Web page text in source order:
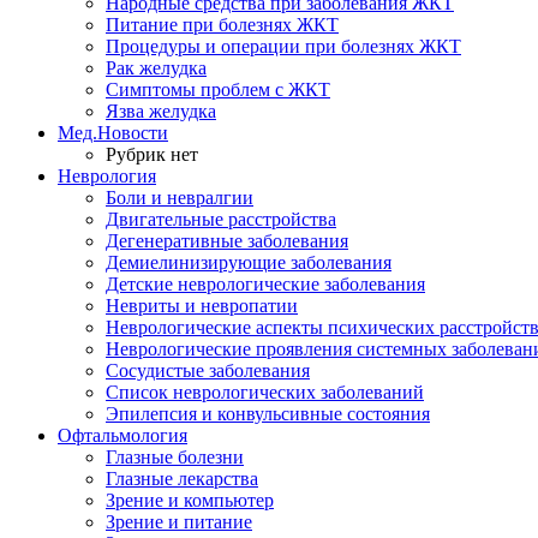
Питание при болезнях ЖКТ
Процедуры и операции при болезнях ЖКТ
Рак желудка
Симптомы проблем с ЖКТ
Язва желудка
Мед.Новости
Рубрик нет
Неврология
Боли и невралгии
Двигательные расстройства
Дегенеративные заболевания
Демиелинизирующие заболевания
Детские неврологические заболевания
Невриты и невропатии
Неврологические аспекты психических расстройств
Неврологические проявления системных
Сосудистые заболевания
Список неврологических заболеваний
Эпилепсия и конвульсивные состояния
Офтальмология
Глазные болезни
Глазные лекарства
Зрение и компьютер
Зрение и питание